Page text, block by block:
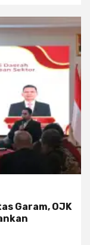
Garam, OJK